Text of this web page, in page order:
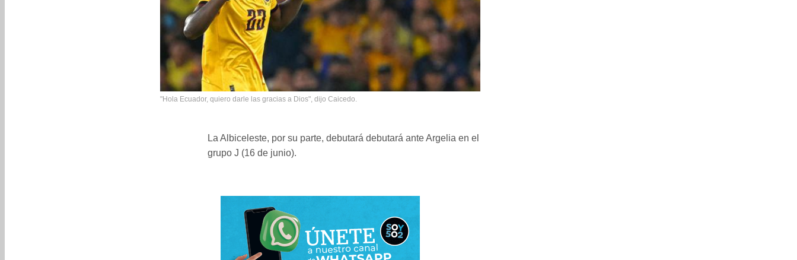
"Hola Ecuador, quiero darle las gracias a Dios", dijo Caicedo.
La Albiceleste, por su parte, debutará debutará ante Argelia en el
grupo J (16 de junio).